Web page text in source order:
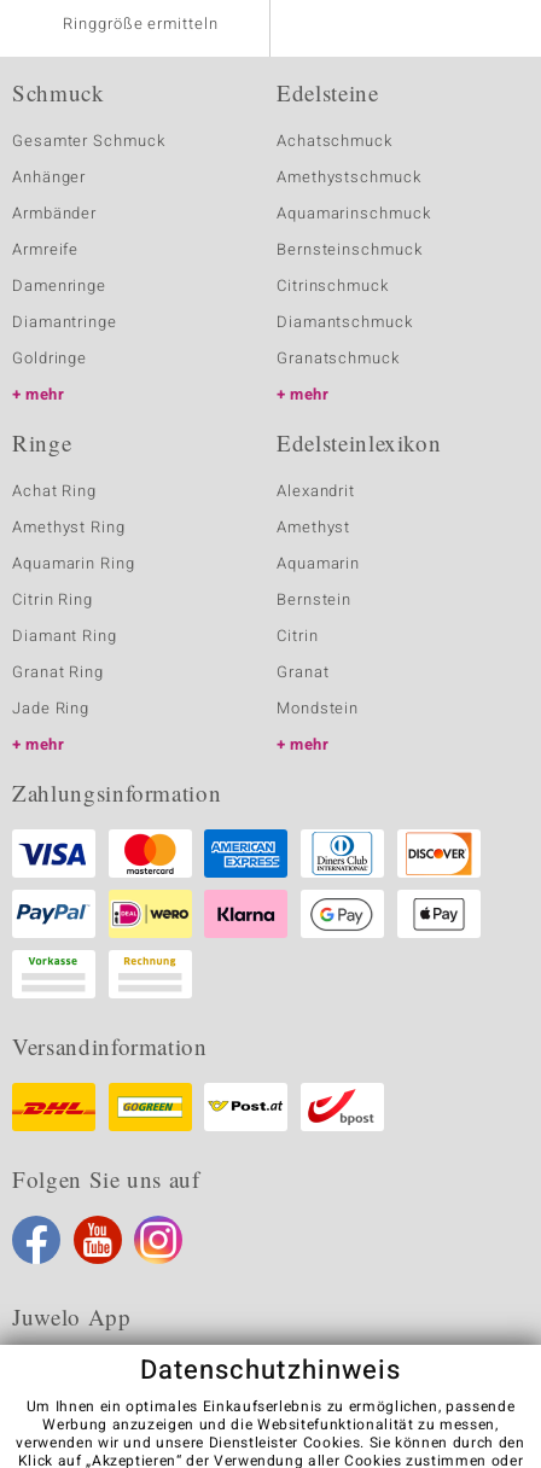
Ringgröße ermitteln
Schmuck
Gesamter Schmuck
Anhänger
Armbänder
Armreife
Damenringe
Diamantringe
Goldringe
mehr
Edelsteine
Achatschmuck
Amethystschmuck
Aquamarinschmuck
Bernsteinschmuck
Citrinschmuck
Diamantschmuck
Granatschmuck
mehr
Ringe
Achat Ring
Amethyst Ring
Aquamarin Ring
Citrin Ring
Diamant Ring
Granat Ring
Jade Ring
mehr
Edelsteinlexikon
Alexandrit
Amethyst
Aquamarin
Bernstein
Citrin
Granat
Mondstein
mehr
Zahlungsinformation
Versandinformation
Folgen Sie uns auf
Juwelo App
Karriere AGB Datenschutz Cookies
Impressum
Datenschutzhinweis
Um Ihnen ein optimales Einkaufserlebnis zu ermöglichen, passende
Werbung anzuzeigen und die Websitefunktionalität zu messen,
verwenden wir und unsere Dienstleister Cookies. Sie können durch den
Klick auf „Akzeptieren“ der Verwendung aller Cookies zustimmen oder